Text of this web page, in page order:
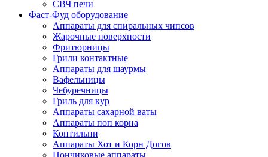
СВЧ печи
Фаст-Фуд оборудование
Аппараты для спиральных чипсов
Жарочные поверхности
Фритюрницы
Грили контактные
Аппараты для шаурмы
Вафельницы
Чебуречницы
Гриль для кур
Аппараты сахарной ваты
Аппараты поп корна
Коптильни
Аппараты Хот и Корн Догов
Пончиковые аппараты